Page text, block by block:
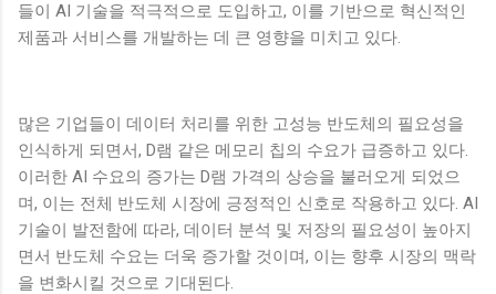
들이 AI 기술을 적극적으로 도입하고, 이를 기반으로 혁신적인
제품과 서비스를 개발하는 데 큰 영향을 미치고 있다.
많은 기업들이 데이터 처리를 위한 고성능 반도체의 필요성을
인식하게 되면서, D램 같은 메모리 칩의 수요가 급증하고 있다.
이러한 AI 수요의 증가는 D램 가격의 상승을 불러오게 되었으
며, 이는 전체 반도체 시장에 긍정적인 신호로 작용하고 있다. AI
기술이 발전함에 따라, 데이터 분석 및 저장의 필요성이 높아지
면서 반도체 수요는 더욱 증가할 것이며, 이는 향후 시장의 맥락
을 변화시킬 것으로 기대된다.